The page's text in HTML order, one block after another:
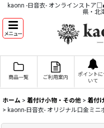
kaonn -日音衣- オンラインストア
県・北
メニュー
商品一覧 ご利用案内
ポイントに
いて
ホーム > 着付け小物・その他 > 着付
> kaonn-日音衣- オリジナル口金ミ